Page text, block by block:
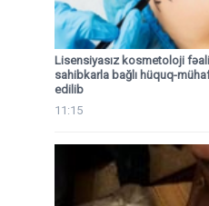
Lisensiyasız kosmetoloji
sahibkarla bağlı hüquq-
edilib
11:15